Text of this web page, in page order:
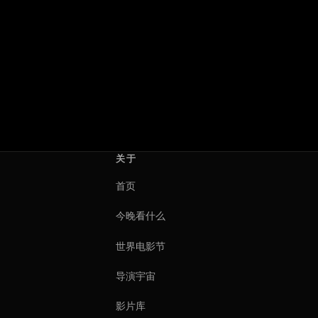
关于
首页
今晚看什么
世界电影节
导演宇宙
影片库